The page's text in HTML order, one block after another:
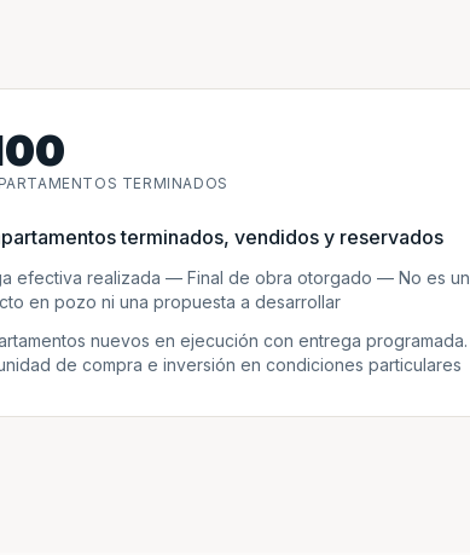
TERMINADOS
terminados, vendidos y reservados
efectiva realizada — Final de obra otorgado — No es un
en pozo ni una propuesta a desarrollar
nuevos en ejecución con entrega programada.
de compra e inversión en condiciones particulares